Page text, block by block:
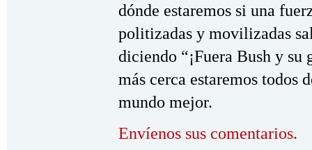
dónde estaremos si una
politizadas y movilizadas
diciendo “¡Fuera Bush y su
más cerca estaremos todos
mundo mejor.
Envíenos sus comentarios.